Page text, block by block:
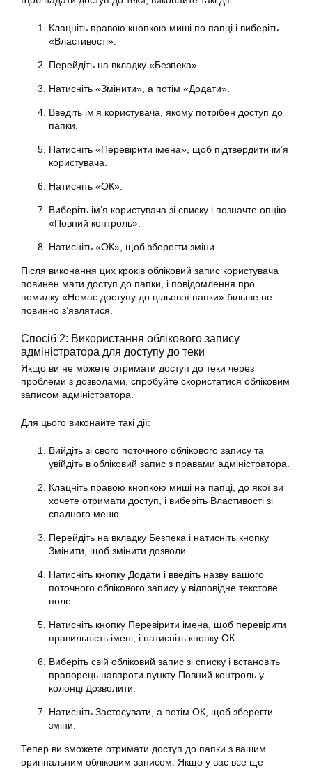
Клацніть правою кнопкою миші по папці і виберіть
«Властивості».
Перейдіть на вкладку «Безпека».
Натисніть «Змінити», а потім «Додати».
Введіть ім’я користувача, якому потрібен доступ до
папки.
Натисніть «Перевірити імена», щоб підтвердити ім’я
користувача.
Натисніть «ОК».
Виберіть ім’я користувача зі списку і позначте опцію
«Повний контроль».
Натисніть «ОК», щоб зберегти зміни.
Після виконання цих кроків обліковий запис користувача
повинен мати доступ до папки, і повідомлення про
помилку «Немає доступу до цільової папки» більше не
повинно з’являтися.
Спосіб 2: Використання облікового запису
адміністратора для доступу до теки
Якщо ви не можете отримати доступ до теки через
проблеми з дозволами, спробуйте скористатися обліковим
записом адміністратора.
Для цього виконайте такі дії:
Вийдіть зі свого поточного облікового запису та
увійдіть в обліковий запис з правами адміністратора.
Клацніть правою кнопкою миші на папці, до якої ви
хочете отримати доступ, і виберіть Властивості зі
спадного меню.
Перейдіть на вкладку Безпека і натисніть кнопку
Змінити, щоб змінити дозволи.
Натисніть кнопку Додати і введіть назву вашого
поточного облікового запису у відповідне текстове
поле.
Натисніть кнопку Перевірити імена, щоб перевірити
правильність імені, і натисніть кнопку ОК.
Виберіть свій обліковий запис зі списку і встановіть
прапорець навпроти пункту Повний контроль у
колонці Дозволити.
Натисніть Застосувати, а потім ОК, щоб зберегти
зміни.
Тепер ви зможете отримати доступ до папки з вашим
оригінальним обліковим записом. Якщо у вас все ще